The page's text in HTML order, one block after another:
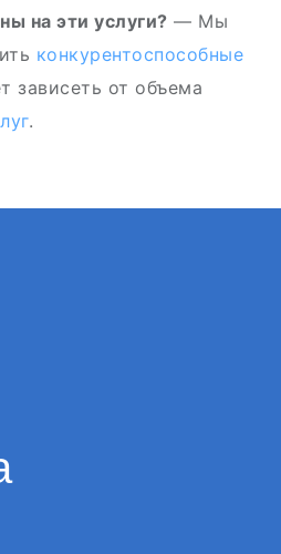
на эти услуги? — Мы
конкурентоспособные
зависеть от объема
.